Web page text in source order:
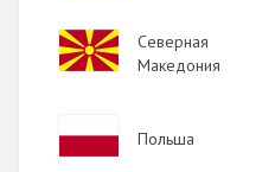
Image
Северная
Македония
Польша